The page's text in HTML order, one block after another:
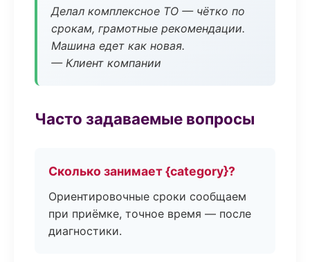
Делал комплексное ТО — чётко по
срокам, грамотные рекомендации.
Машина едет как новая.
— Клиент компании
Часто задаваемые вопросы
Сколько занимает {category}?
Ориентировочные сроки сообщаем
при приёмке, точное время — после
диагностики.